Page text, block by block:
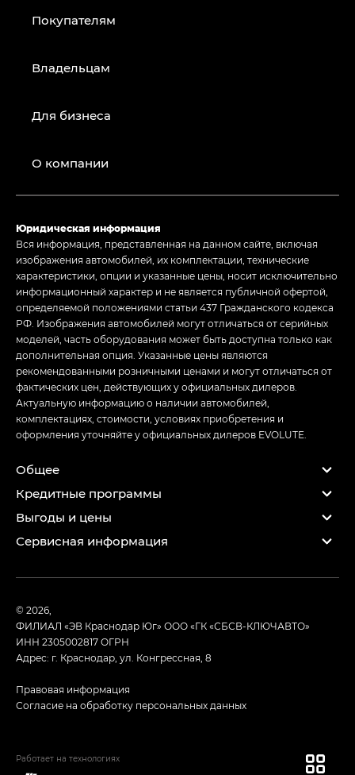
Покупателям
Владельцам
Для бизнеса
О компании
Юридическая информация
Вся информация, представленная на данном сайте, включая
изображения автомобилей, их комплектации, технические
характеристики, опции и указанные цены, носит исключительно
информационный характер и не является публичной офертой,
определяемой положениями статьи 437 Гражданского кодекса
РФ. Изображения автомобилей могут отличаться от серийных
моделей, часть оборудования может быть доступна только как
дополнительная опция. Указанные цены являются
рекомендованными розничными ценами и могут отличаться от
фактических цен, действующих у официальных дилеров.
Актуальную информацию о наличии автомобилей,
комплектациях, стоимости, условиях приобретения и
оформления уточняйте у официальных дилеров EVOLUTE.
Общее
Кредитные программы
Выгоды и цены
Сервисная информация
© 2026,
ФИЛИАЛ «ЭВ Краснодар Юг» ООО «ГК «СБСВ-КЛЮЧАВТО»
ИНН 2305002817ОГРН
Адрес: г. Краснодар, ул. Конгрессная, 8
Правовая информация
Согласие на обработку персональных данных
Работает на технологиях